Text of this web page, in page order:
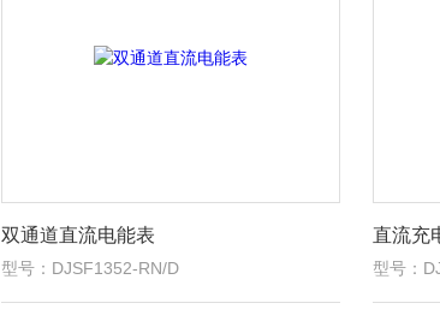
双通道直流电能表
型号：DJSF1352-RN/D
直流充
型号：